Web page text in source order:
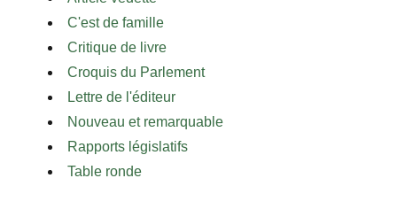
C'est de famille
Critique de livre
Croquis du Parlement
Lettre de l'éditeur
Nouveau et remarquable
Rapports législatifs
Table ronde